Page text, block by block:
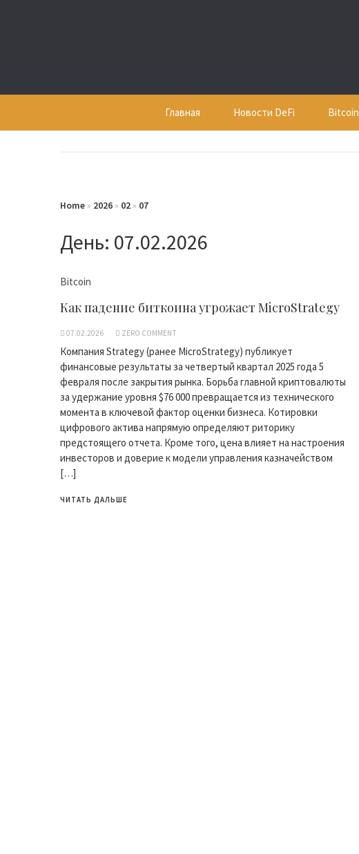
Главная Новости DeFi Bitcoin
Home » 2026 » 02 » 07
День: 07.02.2026
Bitcoin
Как падение биткоина угрожает MicroStrategy
07.02.2026 ZERO COMMENT
Компания Strategy (ранее MicroStrategy) публикует
финансовые результаты за четвертый квартал 2025 года 5
февраля после закрытия рынка. Борьба главной криптовалюты
за удержание уровня $76 000 превращается из технического
момента в ключевой фактор оценки бизнеса. Котировки
цифрового актива напрямую определяют риторику
предстоящего отчета. Кроме того, цена влияет на настроения
инвесторов и доверие к модели управления казначейством
[…]
ЧИТАТЬ ДАЛЬШЕ